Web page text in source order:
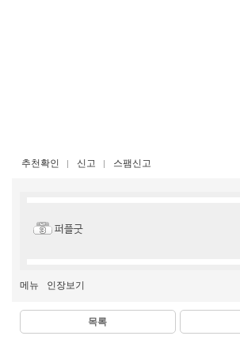
추천확인 신고 스팸신고
퍼플굿
메뉴 인장보기
목록